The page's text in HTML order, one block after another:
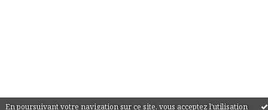
En poursuivant votre navigation sur ce site, vous acceptez l'utilisation